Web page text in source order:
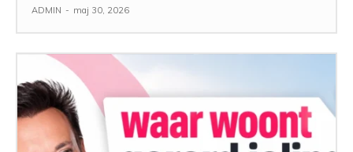
ADMIN - maj 30, 2026